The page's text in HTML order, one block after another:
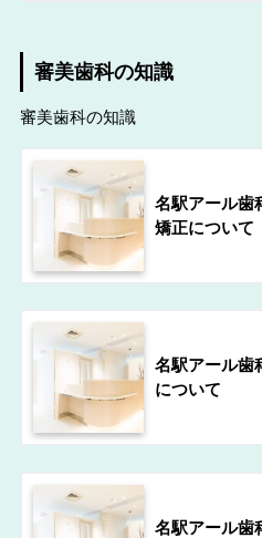
審美歯科の知識
審美歯科の知識
名駅アール歯
矯正について
名駅アール歯
について
名駅アール歯